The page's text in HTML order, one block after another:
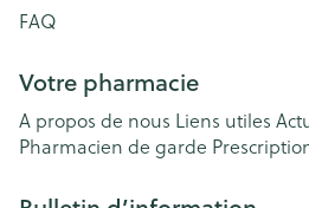
FAQ
Votre pharmacie
A propos de nous Liens utiles
Pharmacien de garde